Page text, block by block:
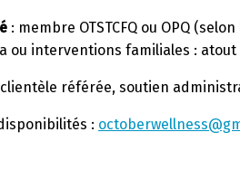
: membre OTSTCFQ ou OPQ
ou interventions familiales :
référée, soutien
: